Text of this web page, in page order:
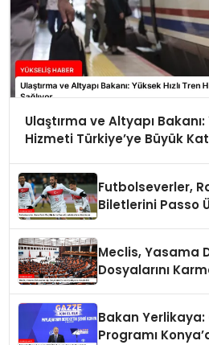
Ulaştırma ve Altyapı Bakanı:
Hizmeti Türkiye’ye Büyük
Futbolseverler,
Biletlerini Passo
Meclis, Yasama
Dosyalarını
Bakan Yerlikaya:
Programı